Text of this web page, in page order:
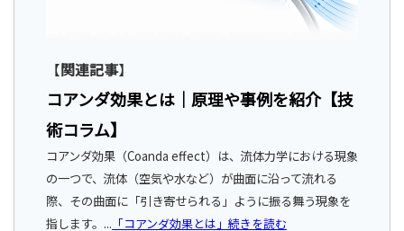
【関連記事】
コアンダ効果とは｜原理や事例を紹介【技
術コラム】
コアンダ効果（Coanda effect）は、流体力学における現象
の一つで、流体（空気や水など）が曲面に沿って流れる
際、その曲面に「引き寄せられる」ように振る舞う現象を
指します。 ... 「コアンダ効果とは」続きを読む